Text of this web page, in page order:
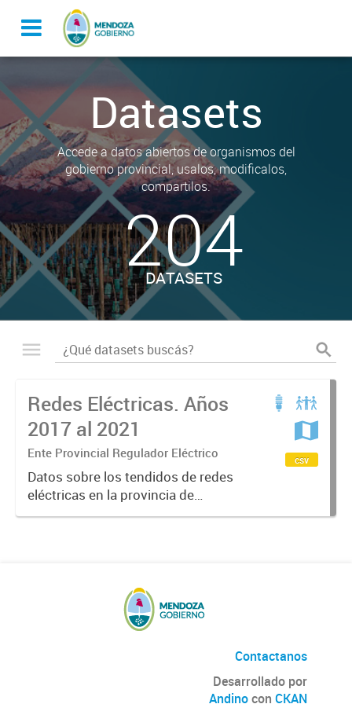
Datasets
Accede a datos abiertos de organismos del
gobierno provincial, usalos, modificalos,
compartilos.
204
DATASETS
Redes Eléctricas. Años
2017 al 2021
Ente Provincial Regulador Eléctrico
Datos sobre los tendidos de redes
eléctricas en la provincia de
Mendoza, datos sobre tipos y
csv
Contactanos
Desarrollado por
Andinocon CKAN